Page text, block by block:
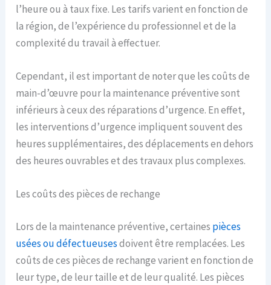
l’heure ou à taux fixe. Les tarifs varient en fonction de
la région, de l’expérience du professionnel et de la
complexité du travail à effectuer.
Cependant, il est important de noter que les coûts de
main-d’œuvre pour la maintenance préventive sont
inférieurs à ceux des réparations d’urgence. En effet,
les interventions d’urgence impliquent souvent des
heures supplémentaires, des déplacements en dehors
des heures ouvrables et des travaux plus complexes.
Les coûts des pièces de rechange
Lors de la maintenance préventive, certaines pièces
usées ou défectueusesdoivent être remplacées. Les
coûts de ces pièces de rechange varient en fonction de
leur type, de leur taille et de leur qualité. Les pièces